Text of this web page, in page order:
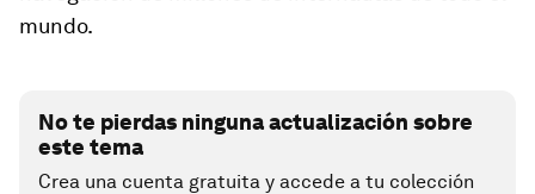
mundo.
No te pierdas ninguna actualización sobre
este tema
Crea una cuenta gratuita y accede a tu colección